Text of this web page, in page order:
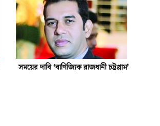
সময়ের দাবি ‘বাণিজ্যিক রাজধানী চট্টগ্রাম’